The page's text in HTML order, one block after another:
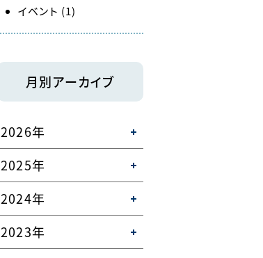
イベント (1)
月別アーカイブ
2026年
2025年
2024年
2023年